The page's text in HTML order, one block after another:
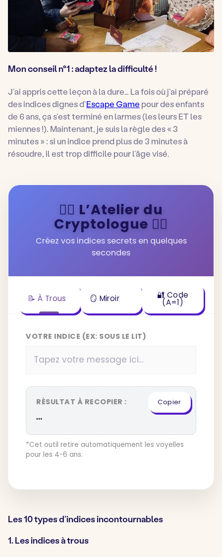
Mon conseil n°1 : adaptez la difficulté !
J’ai appris cette leçon à la dure… La fois où j’ai préparé
des indices dignes d’Escape Game pour des enfants
de 6 ans, ça s’est terminé en larmes (les leurs ET les
miennes !). Maintenant, je suis la règle des « 3
minutes » : si un indice prend plus de 3 minutes à
résoudre, il est trop difficile pour l’âge visé.
🕵️‍♂️ L’Atelier du
Cryptologue 🕵️‍♀️
Créez vos indices secrets en quelques
secondes
📝 À Trous 🪞 Miroir 🔐 Code
(A=1)
VOTRE INDICE (EX: SOUS LE LIT)
RÉSULTAT À RECOPIER : Copier
…
*Cet outil retire automatiquement les voyelles
pour les 4-6 ans.
Les 10 types d’indices incontournables
1. Les indices à trous